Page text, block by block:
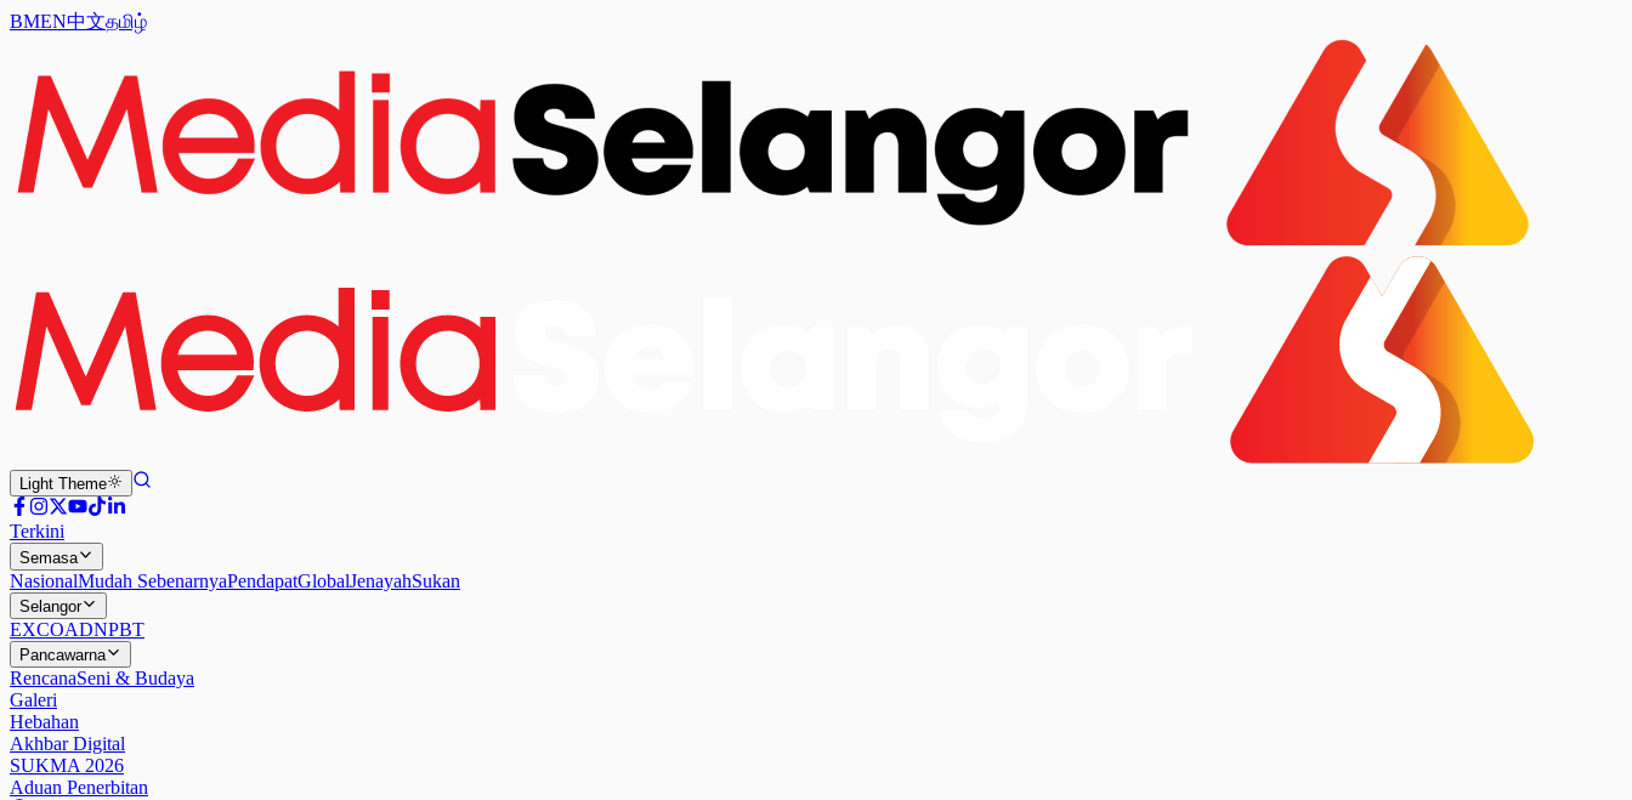
BMEN中文தமிழ்
Light Theme
Terkini
Semasa
NasionalMudah SebenarnyaPendapatGlobalJenayahSukan
Selangor
EXCOADNPBT
Pancawarna
RencanaSeni & Budaya
Galeri
Hebahan
Akhbar Digital
SUKMA 2026
Aduan Penerbitan